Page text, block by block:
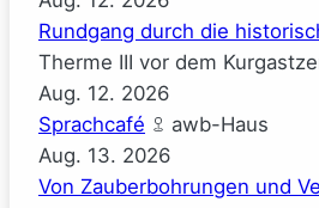
Rundgang durch die
Therme III vor dem
Aug. 12. 2026
Sprachcafé
awb-Haus
Aug. 13. 2026
Von Zauberbohrungen und